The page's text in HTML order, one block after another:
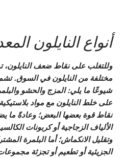
أنواع النايلون
وللتغلب على نقاط ضعف النايلون،
مختلفة من النايلون في السوق.
شيوعًا ما يلي:المزج والحشو و
على خلط النايلون مع مواد
نقاط قوة بعضها البعض؛ وعادةً ما
الألياف الزجاجية أو كربونات
وتقليل الانكماش؛ أما البلمرة
الجزيئية أو تطعيم أو تجزئة